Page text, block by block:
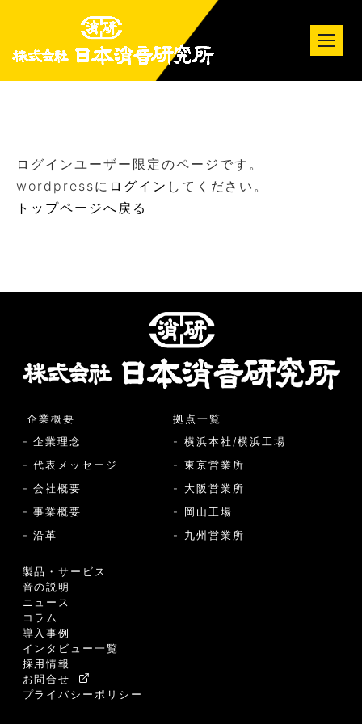
ログインユーザー限定のページです。
wordpressに ログイン してください。
トップページへ戻る
企業概要
- 企業理念
- 代表メッセージ
- 会社概要
- 事業概要
- 沿革
製品・サービス
音の説明
ニュース
コラム
導入事例
インタビュー一覧
採用情報
お問合せ
プライバシーポリシー
拠点一覧
- 横浜本社/横浜工場
- 東京営業所
- 大阪営業所
- 岡山工場
- 九州営業所